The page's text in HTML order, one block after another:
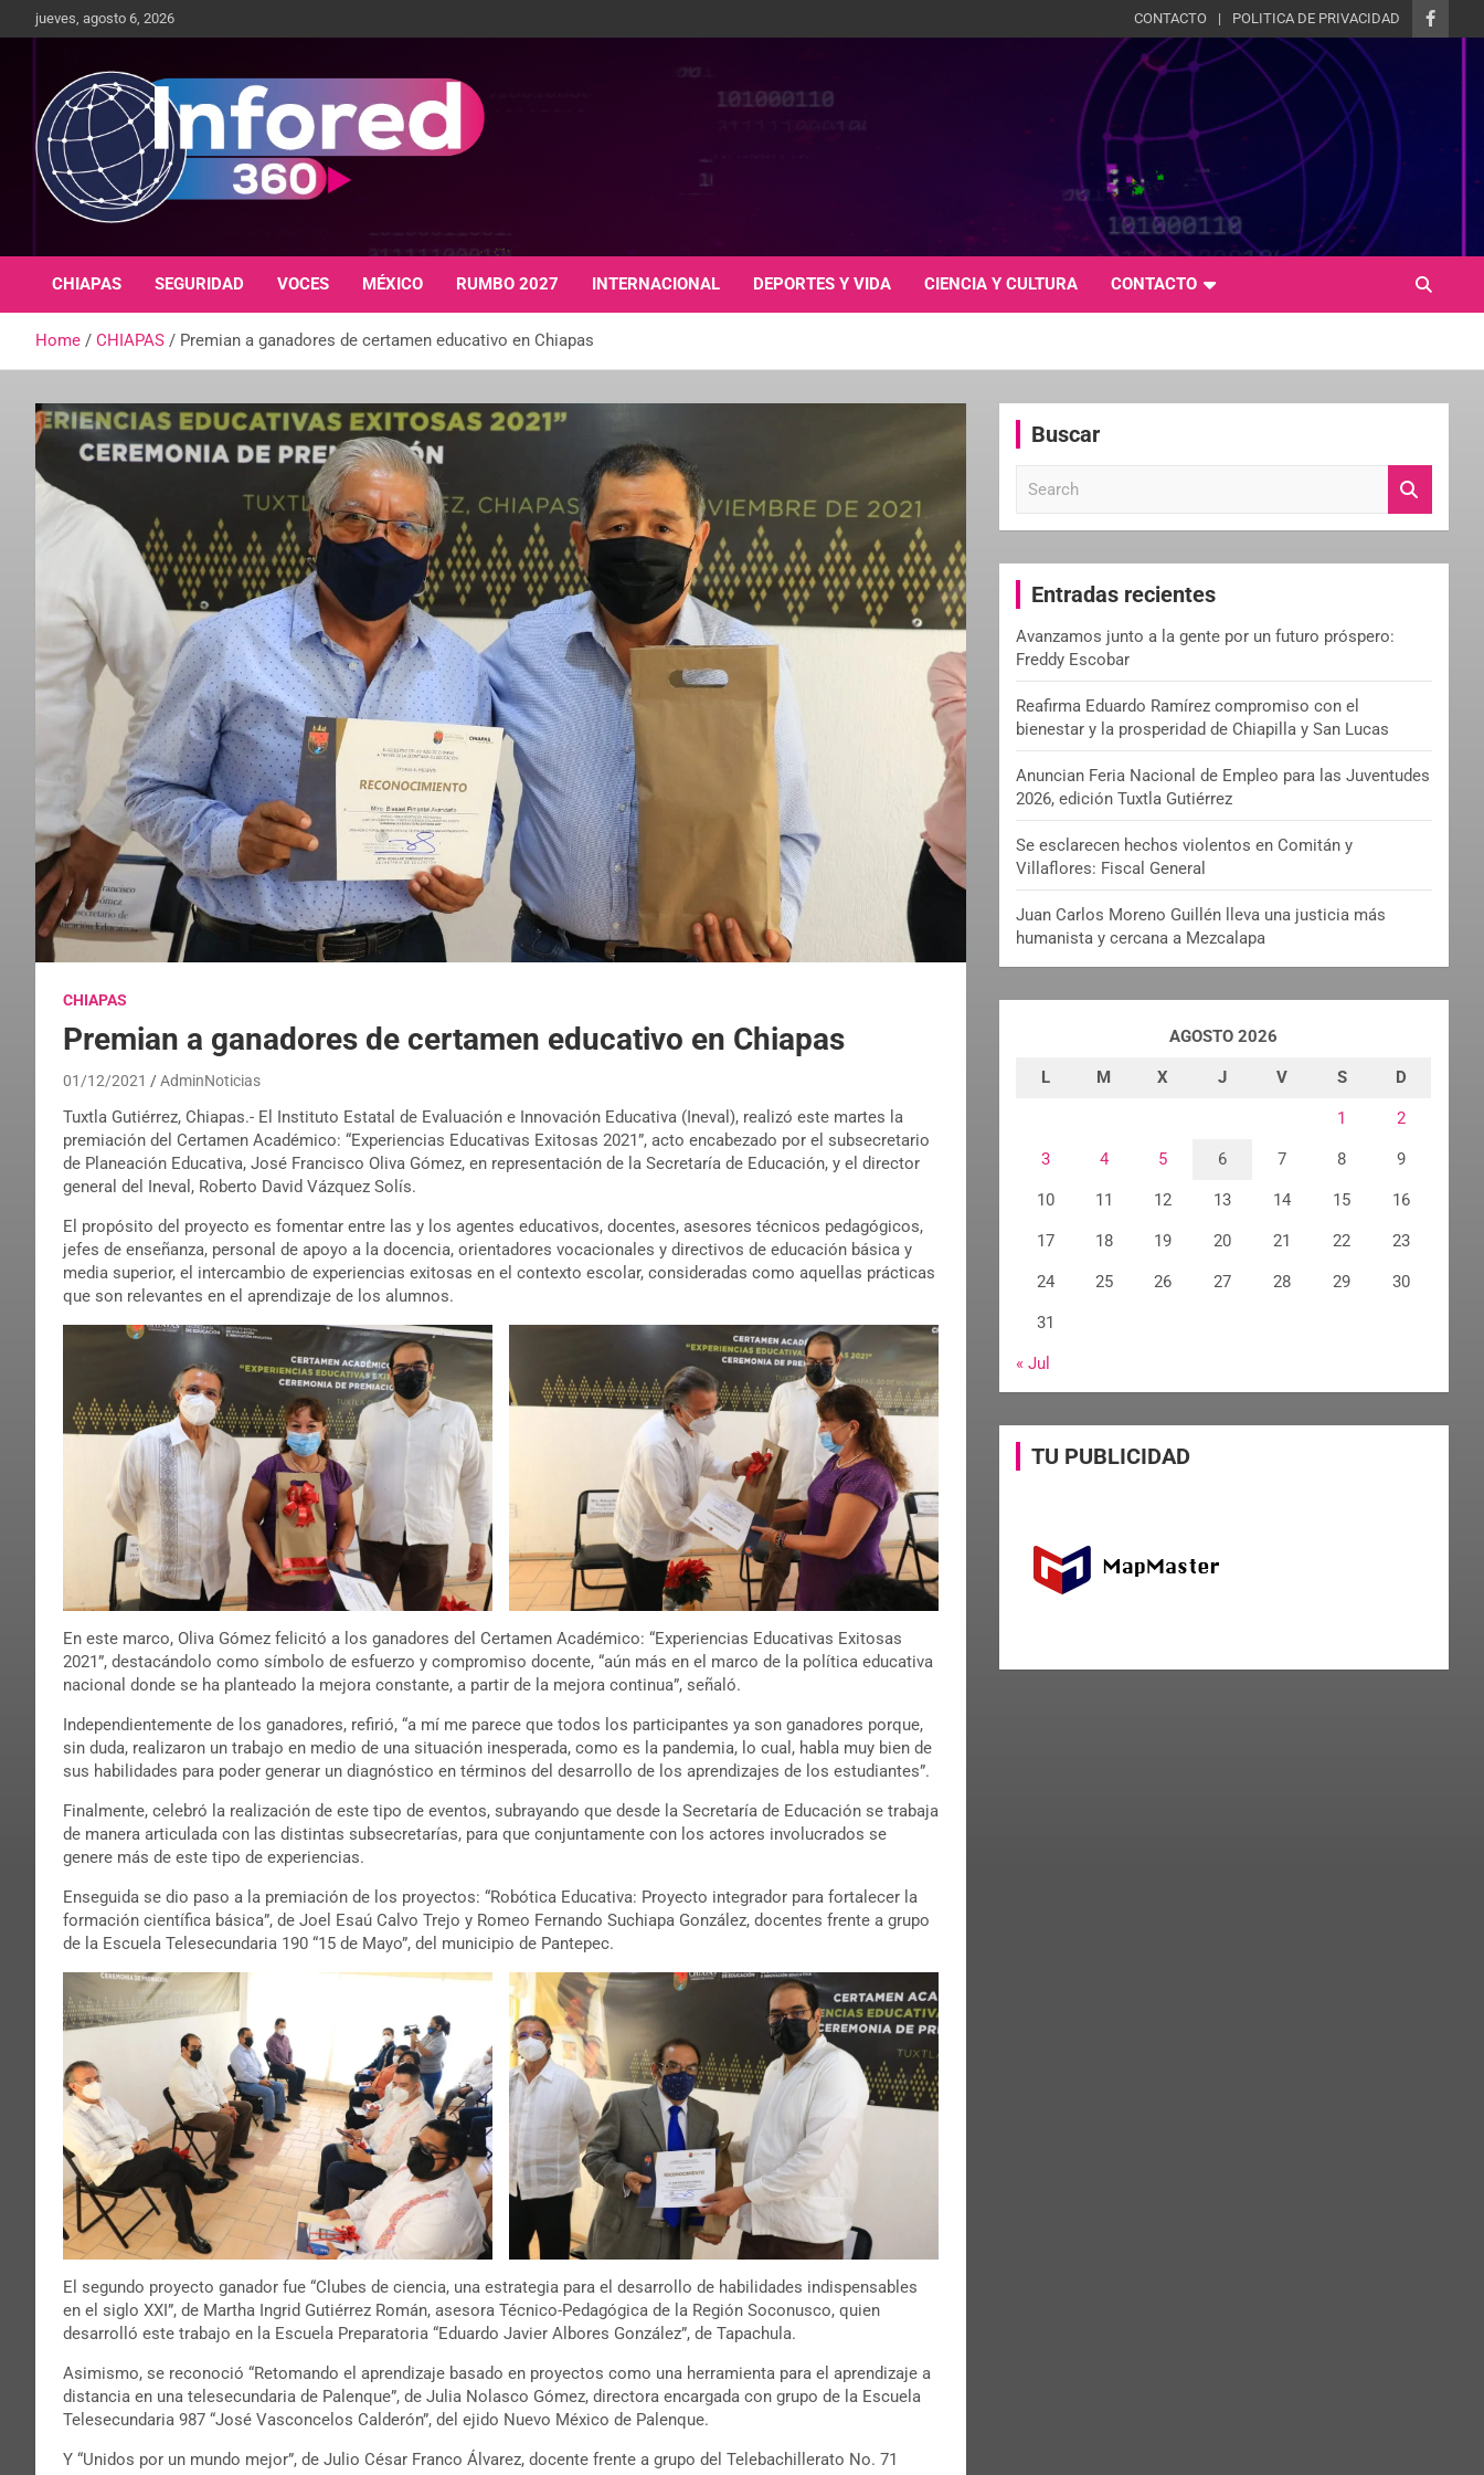
jueves, agosto 6, 2026 CONTACTO POLITICA DE PRIVACIDAD
infored360.mx
CHIAPAS SEGURIDAD VOCES MÉXICO RUMBO 2027 INTERNACIONAL DEPORTES Y VIDA CIENCIA Y CULTURA CONTACTO
Home CHIAPAS Premian a ganadores de certamen educativo en Chiapas
CHIAPAS
Premian a ganadores de certamen educativo en Chiapas
01/12/2021 AdminNoticias
Tuxtla Gutiérrez, Chiapas.- El Instituto Estatal de Evaluación e Innovación Educativa (Ineval), realizó este martes la
premiación del Certamen Académico: “Experiencias Educativas Exitosas 2021”, acto encabezado por el subsecretario
de Planeación Educativa, José Francisco Oliva Gómez, en representación de la Secretaría de Educación, y el director
general del Ineval, Roberto David Vázquez Solís.
El propósito del proyecto es fomentar entre las y los agentes educativos, docentes, asesores técnicos pedagógicos,
jefes de enseñanza, personal de apoyo a la docencia, orientadores vocacionales y directivos de educación básica y
media superior, el intercambio de experiencias exitosas en el contexto escolar, consideradas como aquellas prácticas
que son relevantes en el aprendizaje de los alumnos.
En este marco, Oliva Gómez felicitó a los ganadores del Certamen Académico: “Experiencias Educativas Exitosas
2021”, destacándolo como símbolo de esfuerzo y compromiso docente, “aún más en el marco de la política educativa
nacional donde se ha planteado la mejora constante, a partir de la mejora continua”, señaló.
Independientemente de los ganadores, refirió, “a mí me parece que todos los participantes ya son ganadores porque,
sin duda, realizaron un trabajo en medio de una situación inesperada, como es la pandemia, lo cual, habla muy bien de
sus habilidades para poder generar un diagnóstico en términos del desarrollo de los aprendizajes de los estudiantes”.
Finalmente, celebró la realización de este tipo de eventos, subrayando que desde la Secretaría de Educación se trabaja
de manera articulada con las distintas subsecretarías, para que conjuntamente con los actores involucrados se
genere más de este tipo de experiencias.
Enseguida se dio paso a la premiación de los proyectos: “Robótica Educativa: Proyecto integrador para fortalecer la
formación científica básica”, de Joel Esaú Calvo Trejo y Romeo Fernando Suchiapa González, docentes frente a grupo
de la Escuela Telesecundaria 190 “15 de Mayo”, del municipio de Pantepec.
El segundo proyecto ganador fue “Clubes de ciencia, una estrategia para el desarrollo de habilidades indispensables
en el siglo XXI”, de Martha Ingrid Gutiérrez Román, asesora Técnico-Pedagógica de la Región Soconusco, quien
desarrolló este trabajo en la Escuela Preparatoria “Eduardo Javier Albores González”, de Tapachula.
Asimismo, se reconoció “Retomando el aprendizaje basado en proyectos como una herramienta para el aprendizaje a
distancia en una telesecundaria de Palenque”, de Julia Nolasco Gómez, directora encargada con grupo de la Escuela
Telesecundaria 987 “José Vasconcelos Calderón”, del ejido Nuevo México de Palenque.
Y “Unidos por un mundo mejor”, de Julio César Franco Álvarez, docente frente a grupo del Telebachillerato No. 71
Buscar
c
Entradas recientes
Avanzamos junto a la gente por un futuro próspero:
Freddy Escobar
Reafirma Eduardo Ramírez compromiso con el
bienestar y la prosperidad de Chiapilla y San Lucas
Anuncian Feria Nacional de Empleo para las Juventudes
2026, edición Tuxtla Gutiérrez
Se esclarecen hechos violentos en Comitán y
Villaflores: Fiscal General
Juan Carlos Moreno Guillén lleva una justicia más
humanista y cercana a Mezcalapa
AGOSTO 2026
L M X J V S D
1 2
3 4 5 6 7 8 9
10 11 12 13 14 15 16
17 18 19 20 21 22 23
24 25 26 27 28 29 30
31
« Jul
TU PUBLICIDAD